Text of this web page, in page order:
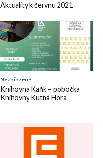
Aktuality k červnu 2021
Nezařazené
Knihovna Kaňk – pobočka
Knihovny Kutná Hora